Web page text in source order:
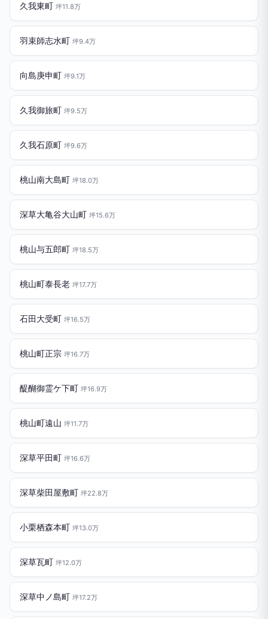
久我東町 坪11.8万
羽束師志水町 坪9.4万
向島庚申町 坪9.1万
久我御旅町 坪9.5万
久我石原町 坪9.6万
桃山南大島町 坪18.0万
深草大亀谷大山町 坪15.6万
桃山与五郎町 坪18.5万
桃山町泰長老 坪17.7万
石田大受町 坪16.5万
桃山町正宗 坪16.7万
醍醐御霊ケ下町 坪16.9万
桃山町遠山 坪11.7万
深草平田町 坪16.6万
深草柴田屋敷町 坪22.8万
小栗栖森本町 坪13.0万
深草瓦町 坪12.0万
深草中ノ島町 坪17.2万